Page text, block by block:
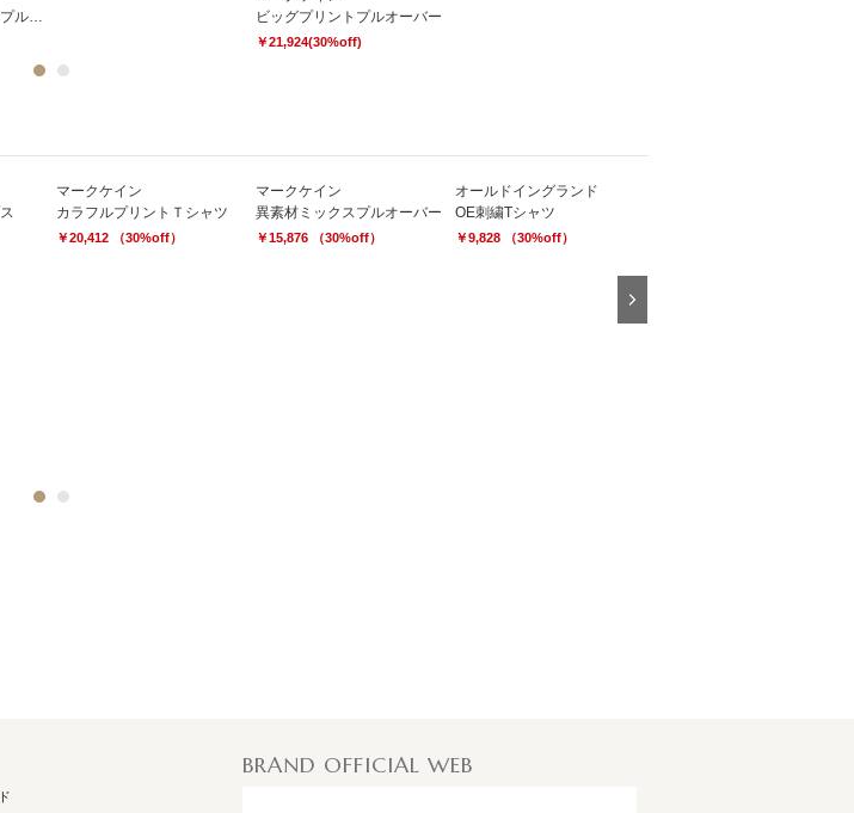
カラーブロックニットプルオーバー
ビッグプリントプルオーバー
￥21,924(30%off)
2
マークケイン
カラフルプリントＴシャツ
￥20,412 （30%off）
マークケイン
異素材ミックスプルオーバー
￥15,876 （30%off）
オールドイングランド
OE刺繍Tシャツ
￥9,828 （30%off）
2
BRAND OFFICIAL WEB